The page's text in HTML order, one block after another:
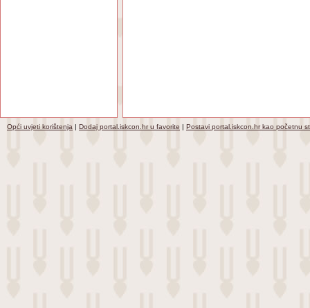
Opći uvjeti korištenja | Dodaj portal.iskcon.hr u favorite | Postavi portal.iskcon.hr kao početnu